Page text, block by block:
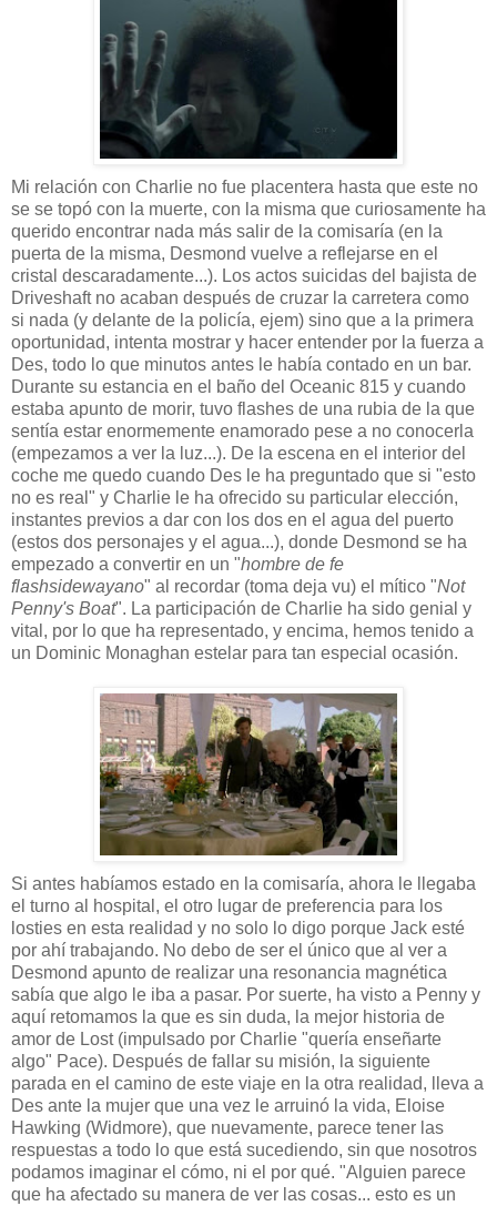
Mi relación con Charlie no fue placentera hasta que este no
se se topó con la muerte, con la misma que curiosamente ha
querido encontrar nada más salir de la comisaría (en la
puerta de la misma, Desmond vuelve a reflejarse en el
cristal descaradamente...). Los actos suicidas del bajista de
Driveshaft no acaban después de cruzar la carretera como
si nada (y delante de la policía, ejem) sino que a la primera
oportunidad, intenta mostrar y hacer entender por la fuerza a
Des, todo lo que minutos antes le había contado en un bar.
Durante su estancia en el baño del Oceanic 815 y cuando
estaba apunto de morir, tuvo flashes de una rubia de la que
sentía estar enormemente enamorado pese a no conocerla
(empezamos a ver la luz...). De la escena en el interior del
coche me quedo cuando Des le ha preguntado que si "esto
no es real" y Charlie le ha ofrecido su particular elección,
instantes previos a dar con los dos en el agua del puerto
(estos dos personajes y el agua...), donde Desmond se ha
empezado a convertir en un "hombre de fe
flashsidewayano" al recordar (toma deja vu) el mítico "Not
Penny's Boat". La participación de Charlie ha sido genial y
vital, por lo que ha representado, y encima, hemos tenido a
un Dominic Monaghan estelar para tan especial ocasión.
Si antes habíamos estado en la comisaría, ahora le llegaba
el turno al hospital, el otro lugar de preferencia para los
losties en esta realidad y no solo lo digo porque Jack esté
por ahí trabajando. No debo de ser el único que al ver a
Desmond apunto de realizar una resonancia magnética
sabía que algo le iba a pasar. Por suerte, ha visto a Penny y
aquí retomamos la que es sin duda, la mejor historia de
amor de Lost (impulsado por Charlie "quería enseñarte
algo" Pace). Después de fallar su misión, la siguiente
parada en el camino de este viaje en la otra realidad, lleva a
Des ante la mujer que una vez le arruinó la vida, Eloise
Hawking (Widmore), que nuevamente, parece tener las
respuestas a todo lo que está sucediendo, sin que nosotros
podamos imaginar el cómo, ni el por qué. "Alguien parece
que ha afectado su manera de ver las cosas... esto es un